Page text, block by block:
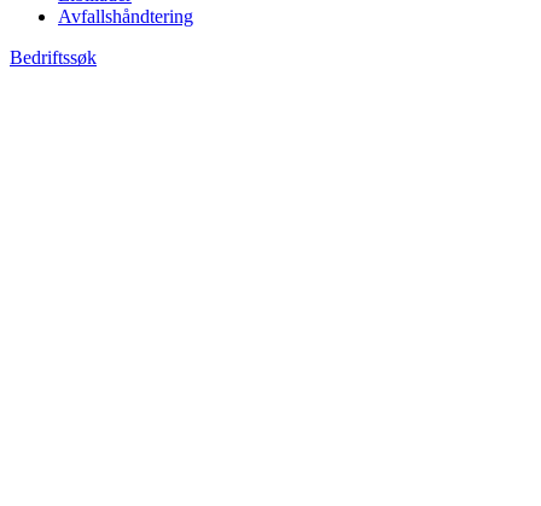
Avfallshåndtering
Bedriftssøk